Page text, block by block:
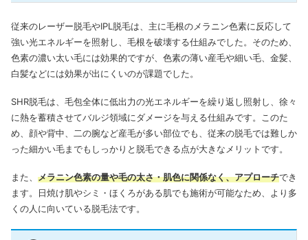
従来のレーザー脱毛やIPL脱毛は、主に毛根のメラニン色素に反応して
強い光エネルギーを照射し、毛根を破壊する仕組みでした。そのため、
色素の濃い太い毛には効果的ですが、色素の薄い産毛や細い毛、金髪、
白髪などには効果が出にくいのが課題でした。
SHR脱毛は、毛包全体に低出力の光エネルギーを繰り返し照射し、徐々
に熱を蓄積させてバルジ領域にダメージを与える仕組みです。このた
め、顔や背中、二の腕など産毛が多い部位でも、従来の脱毛では難しか
った細かい毛までもしっかりと脱毛できる点が大きなメリットです。
また、 メラニン色素の量や毛の太さ・肌色に関係なく、アプローチでき
ます。日焼け肌やシミ・ほくろがある肌でも施術が可能なため、より多
くの人に向いている脱毛法です。